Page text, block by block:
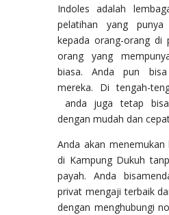
Indoles adalah
pelatihan yang
kepada orang-orang di
orang yang
biasa. Anda pun
mereka. Di tengah-
anda juga tetap
dengan mudah dan
Anda akan
di Kampung Dukuh
payah. Anda
privat mengaji terbaik
dengan menghubungi